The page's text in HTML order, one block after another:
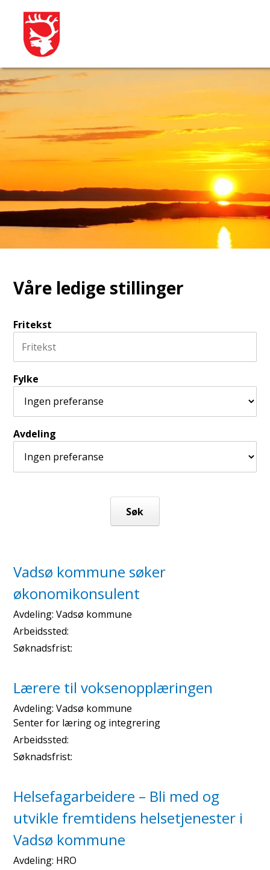
Våre ledige stillinger
Fritekst
Fylke
Avdeling
Vadsø kommune søker
økonomikonsulent
Avdeling:Vadsø kommune
Arbeidssted:
Søknadsfrist:
Lærere til voksenopplæringen
Avdeling:Vadsø kommune
Senter for læring og integrering
Arbeidssted:
Søknadsfrist:
Helsefagarbeidere – Bli med og
utvikle fremtidens helsetjenester i
Vadsø kommune
Avdeling: HRO